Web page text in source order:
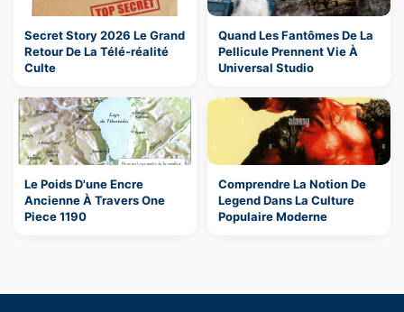
Secret Story 2026 Le Grand
Retour De La Télé-réalité
Culte
Quand Les Fantômes De La
Pellicule Prennent Vie À
Universal Studio
Le Poids D'une Encre
Ancienne À Travers One
Piece 1190
Comprendre La Notion De
Legend Dans La Culture
Populaire Moderne